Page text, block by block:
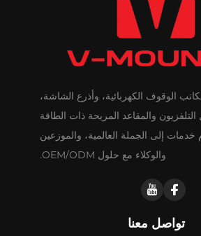
الوقوف الكهربائية، وأذرع الشاشة،
والمقاعد المريحة ذات الطاقة
خدمات إلى الجملة العالمية، والموزعين
والوكلاء مع حلول OEM/ODM.
تواصل معنا